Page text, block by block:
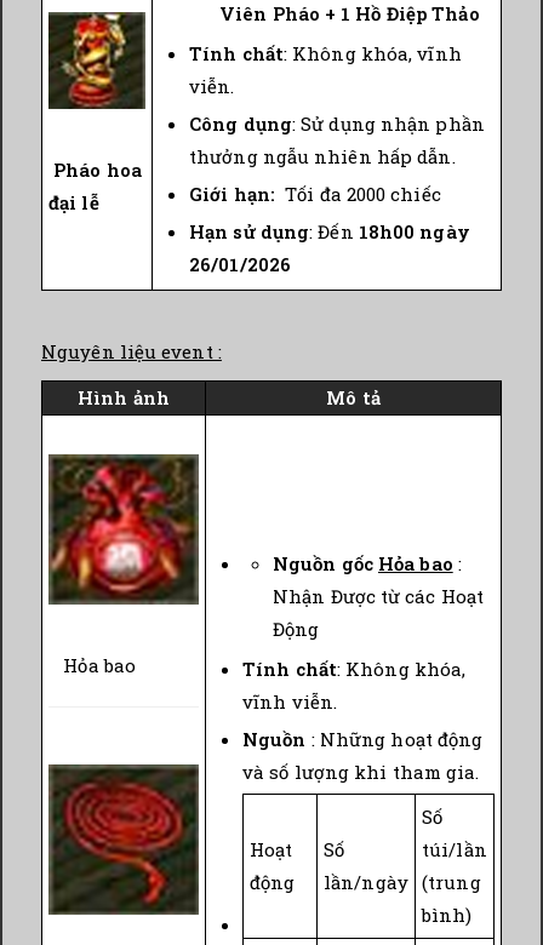
Pháo hoa
đại lễ
Viên Pháo + 1 Hồ Điệp Thảo
Tính chất: Không khóa, vĩnh
viễn.
Công dụng: Sử dụng nhận phần
thưởng ngẫu nhiên hấp dẫn.
Giới hạn: Tối đa 2000 chiếc
Hạn sử dụng: Đến 18h00 ngày
26/01/2026
Nguyên liệu event :
Hình ảnh
Mô tả
Hỏa bao
Nguồn gốc Hỏa bao :
Nhận Được từ các Hoạt
Động
Tính chất: Không khóa,
vĩnh viễn.
Nguồn : Những hoạt động
và số lượng khi tham gia.
Hoạt
động
Số
lần/ngày
Số
túi/lần
(trung
bình)